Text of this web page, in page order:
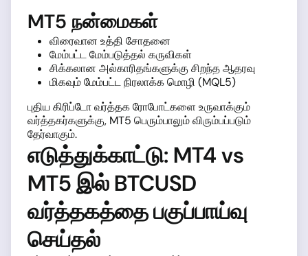
MT5 நன்மைகள்
விரைவான உத்தி சோதனை
மேம்பட்ட மேம்படுத்தல் கருவிகள்
சிக்கலான அல்காரிதங்களுக்கு சிறந்த ஆதரவு
மிகவும் மேம்பட்ட நிரலாக்க மொழி (MQL5)
புதிய கிரிப்டோ வர்த்தக ரோபோட்களை உருவாக்கும்
வர்த்தகர்களுக்கு, MT5 பெரும்பாலும் விரும்பப்படும்
தேர்வாகும்.
எடுத்துக்காட்டு: MT4 vs
MT5 இல் BTCUSD
வர்த்தகத்தை பகுப்பாய்வு
செய்தல்